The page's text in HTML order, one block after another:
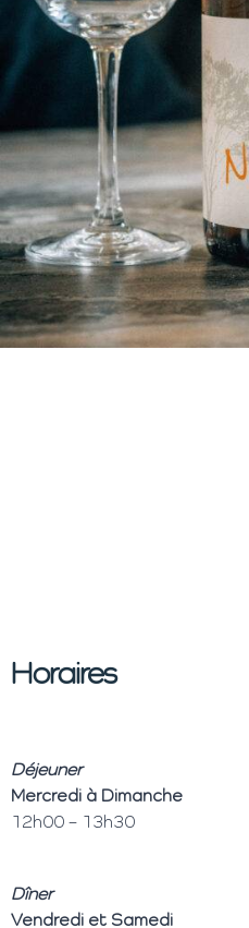
Horaires
Déjeuner
Mercredi à Dimanche
12h00 – 13h30
Dîner
Vendredi et Samedi